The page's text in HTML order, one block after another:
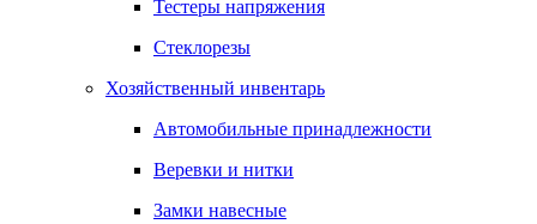
Тестеры напряжения
Стеклорезы
Хозяйственный инвентарь
Автомобильные принадлежности
Веревки и нитки
Замки навесные